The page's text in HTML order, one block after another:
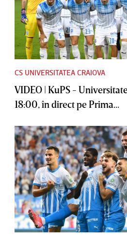
CS UNIVERSITATEA CRAIOVA
VIDEO | KuPS -
18:00, în direct pe Prima...